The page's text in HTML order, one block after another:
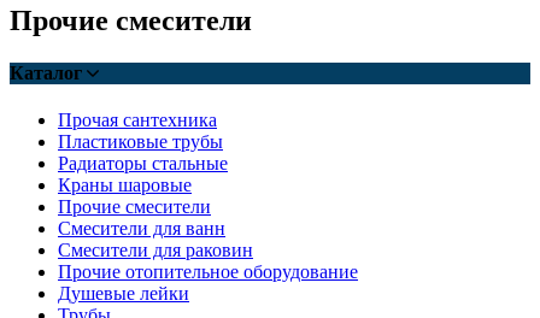
Прочие смесители
Каталог
Прочая сантехника
Пластиковые трубы
Радиаторы стальные
Краны шаровые
Прочие смесители
Смесители для ванн
Смесители для раковин
Прочие отопительное оборудование
Душевые лейки